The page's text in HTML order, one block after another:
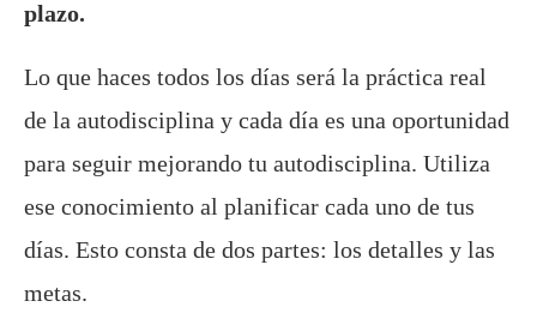
plazo.
Lo que haces todos los días será la práctica real
de la autodisciplina y cada día es una oportunidad
para seguir mejorando tu autodisciplina. Utiliza
ese conocimiento al planificar cada uno de tus
días. Esto consta de dos partes: los detalles y las
metas.